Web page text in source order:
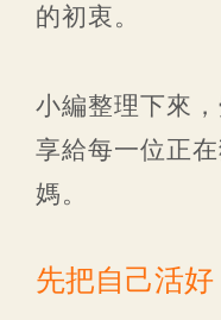
的初衷。
小編整理下來
享給每一位正
媽。
先把自己活